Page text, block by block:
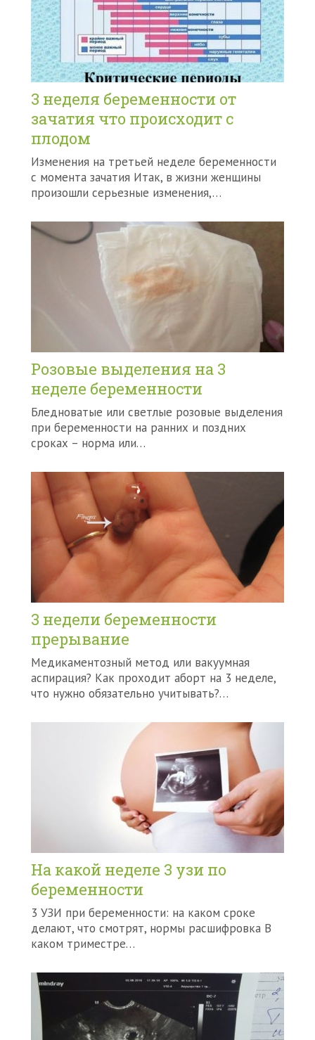
3 неделя беременности от
зачатия что происходит с
плодом
Изменения на третьей неделе беременности
с момента зачатия Итак, в жизни женщины
произошли серьезные изменения,…
Розовые выделения на 3
неделе беременности
Бледноватые или светлые розовые выделения
при беременности на ранних и поздних
сроках – норма или…
3 недели беременности
прерывание
Медикаментозный метод или вакуумная
аспирация? Как проходит аборт на 3 неделе,
что нужно обязательно учитывать?…
На какой неделе 3 узи по
беременности
3 УЗИ при беременности: на каком сроке
делают, что смотрят, нормы расшифровка В
каком триместре…